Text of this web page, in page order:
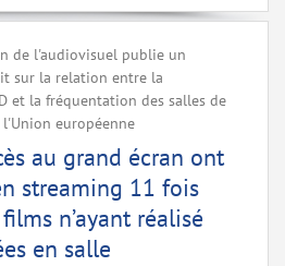
de l'audiovisuel publie un
sur la relation entre la
et la fréquentation des salles de
européenne
au grand écran ont
streaming 11 fois
n’ayant réalisé
en salle